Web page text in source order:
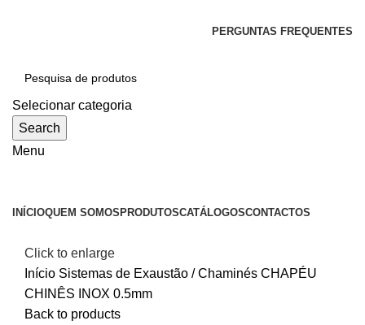
PERGUNTAS FREQUENTES
Selecionar categoria
Search
Menu
INÍCIOQUEM SOMOS PRODUTOSCATÁLOGOSCONTACTOS
Click to enlarge
Início Sistemas de Exaustão / Chaminés CHAPÉU
CHINÊS INOX 0.5mm
Back to products